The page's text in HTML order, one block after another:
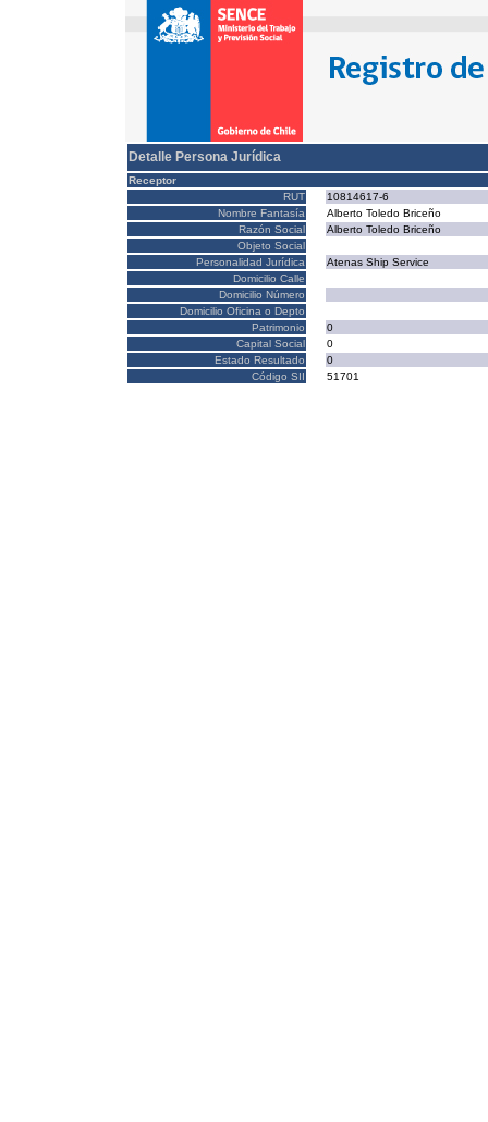
Detalle Persona Jurídica
Receptor
RUT
10814617-6
Nombre Fantasía
Alberto Toledo Briceño
Razón Social
Alberto Toledo Briceño
Objeto Social
Personalidad Jurídica
Atenas Ship Service
Domicilio Calle
Domicilio Número
Domicilio Oficina o Depto
Patrimonio
0
Capital Social
0
Estado Resultado
0
Código SII
51701